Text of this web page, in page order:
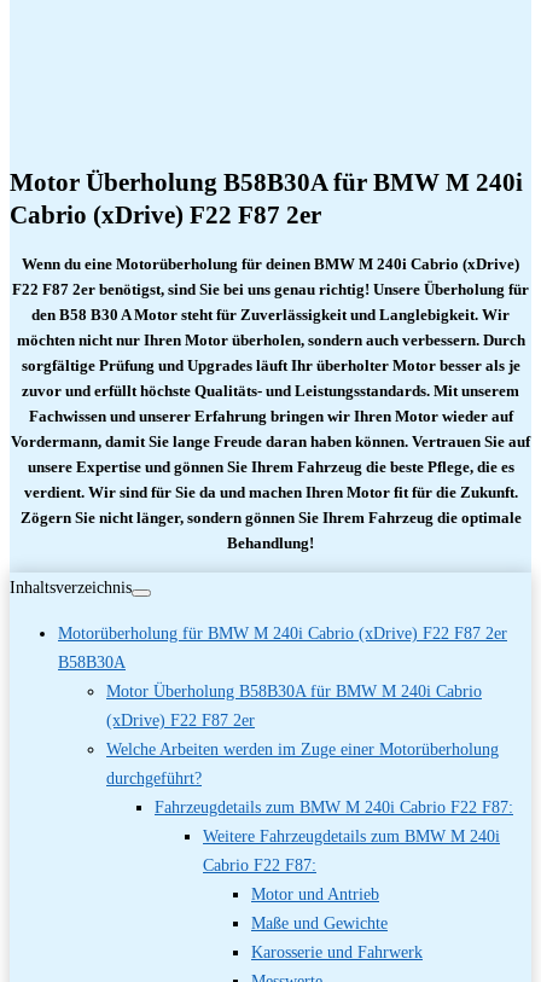
Motor Überholung B58B30A für BMW M 240i
Cabrio (xDrive) F22 F87 2er
Wenn du eine Motorüberholung für deinen BMW M 240i Cabrio (xDrive)
F22 F87 2er benötigst, sind Sie bei uns genau richtig! Unsere Überholung für
den B58 B30 A Motor steht für Zuverlässigkeit und Langlebigkeit. Wir
möchten nicht nur Ihren Motor überholen, sondern auch verbessern. Durch
sorgfältige Prüfung und Upgrades läuft Ihr überholter Motor besser als je
zuvor und erfüllt höchste Qualitäts- und Leistungsstandards. Mit unserem
Fachwissen und unserer Erfahrung bringen wir Ihren Motor wieder auf
Vordermann, damit Sie lange Freude daran haben können. Vertrauen Sie auf
unsere Expertise und gönnen Sie Ihrem Fahrzeug die beste Pflege, die es
verdient. Wir sind für Sie da und machen Ihren Motor fit für die Zukunft.
Zögern Sie nicht länger, sondern gönnen Sie Ihrem Fahrzeug die optimale
Behandlung!
Inhaltsverzeichnis
Motorüberholung für BMW M 240i Cabrio (xDrive) F22 F87 2er
B58B30A
Motor Überholung B58B30A für BMW M 240i Cabrio
(xDrive) F22 F87 2er
Welche Arbeiten werden im Zuge einer Motorüberholung
durchgeführt?
Fahrzeugdetails zum BMW M 240i Cabrio F22 F87:
Weitere Fahrzeugdetails zum BMW M 240i
Cabrio F22 F87:
Motor und Antrieb
Maße und Gewichte
Karosserie und Fahrwerk